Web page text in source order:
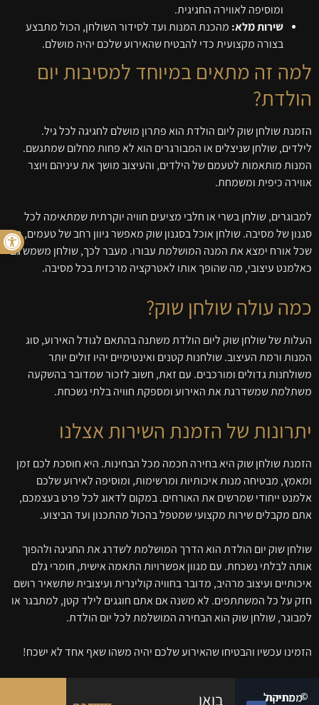
ומוסיפה לאווירה החגיגית.
שירות מלא: מהכנת המנות ועד לסידור השולחן, הכול מתבצע
בצורה מקצועית כדי להבטיח שהאירוע שלכם יהיה מושלם.
למה זה מתאים במיוחד למסיבות יום
הולדת?
הזמנת שולחן שוק ליום הולדת הוא פתרון מושלם לחגיגה לכל גיל.
לילדים, שולחן שניצלים או המבורגרים הוא לא פחות מחלום שמתגשם.
המנות מותאמות לטעמם של הילדים, והעיצוב מושך את עיניהם ויוצר
אווירה כיפית ומשמחת.
למבוגרים, שולחן בשרי או חלבי מציעים חוויה יוקרתית שמתאימה לכל
סגנון של מסיבה. שולחן אוכל בסגנון שוק מאפשר גיוון רחב של טעמים, כך
שכל אורח ימצא את המנה המושלמת עבורו. מעבר לכך, שולחן משמש גם
כאלמנט עיצובי, מה שהופך אותו לאטרקציה מרכזית בכל מסיבה.
כמה עולה שולחן שוק?
העלות של שולחן שוק ליום הולדת משתנה בהתאם לגודל האירוע, סוג
המנות ורמת העיצוב. שולחנות קטנים ואינטימיים יהיו זולים יותר
משולחנות גדולים ומורכבים. עם זאת, חשוב לזכור שמדובר בהשקעה
משתלמת שמשדרגת את האירוע ומספקת חוויה בלתי נשכחת.
יתרונות של הזמנת השירות אצלנו
הזמנת שולחן שוק היא בחירה חכמה מכל הבחינות. היא חוסכת לכם זמן
ומאמץ, מבטיחה מנות איכותיות ומרשימות, ומוסיפה לאירוע שלכם
אלמנט ייחודי שמרשים את האורחים. במקום לדאוג לכל פרט בעצמכם,
אתם מקבלים שירות מקצועי שמטפל בהכול מהתכנון ועד הביצוע.
שולחן שוק יום הולדת הוא הדרך המושלמת לשדרג את החגיגה ולהפוך
אותה לבלתי נשכחת. עם מגוון אפשרויות התאמה אישית, חומרי גלם
איכותיים ועיצוב מרהיב, מדובר בחוויה קולינרית ועיצובית שתשאיר רושם
חזק על כל המשתתפים. לא משנה אם אתם חוגגים לילד קטן, למתבגר או
למבוגר, שולחן שוק הוא הבחירה המושלמת לכל יום הולדת.
הזמינו עכשיו והבטיחו שהאירוע שלכם יהיה משהו שאף אחד לא ישכח!
בואו
©מפת
מחיקת
ניהול
פתח